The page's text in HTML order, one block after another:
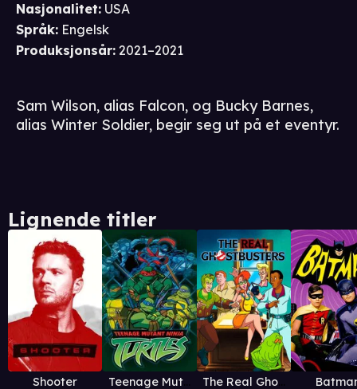
Nasjonalitet: USA
Språk: Engelsk
Produksjonsår: 2021–2021
Sam Wilson, alias Falcon, og Bucky Barnes,
alias Winter Soldier, begir seg ut på et eventyr.
Lignende titler
Shooter Teenage Mutant Ninja Turtles The Real Ghostbusters